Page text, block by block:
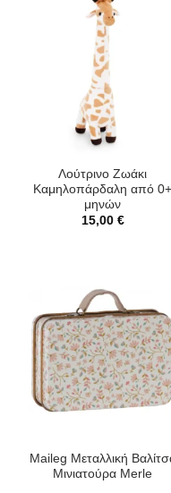
Λούτρινο Ζωάκι
Καμηλοπάρδαλη από 0+
μηνών
15,00 €
Maileg Μεταλλική
Μινιατούρα Merle